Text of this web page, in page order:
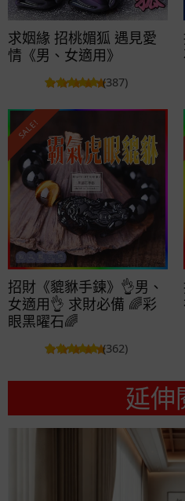
求姻緣 招桃媚狐 遇見愛
情《男、女適用》
(387)
SALE!
招財《貔貅手鍊》👌男、
女適用👌 求財必備 🌈彩
眼黑曜石🌈
(362)
延伸